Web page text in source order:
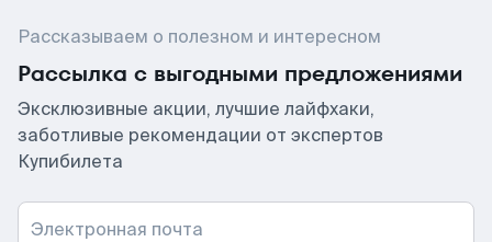
Рассказываем о полезном и интересном
Рассылка с выгодными предложениями
Эксклюзивные акции, лучшие лайфхаки,
заботливые рекомендации от экспертов
Купибилета
Электронная почта